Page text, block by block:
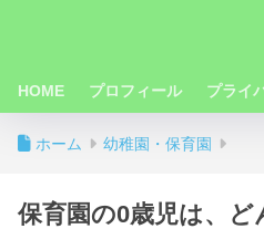
HOME プロフィール プライ
ホーム 幼稚園・保育園
保育園の0歳児は、